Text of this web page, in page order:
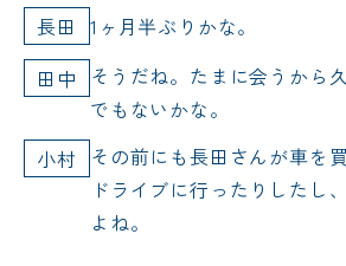
長田
1ヶ月半ぶりかな。
田中
そうだね。たまに会うから
でもないかな。
小村
その前にも長田さんが車を
ドライブに行ったりしたし
よね。